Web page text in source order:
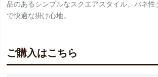
品のあるシンプルなスクエアスタイル。バネ
で快適な掛け心地。
ご購入はこちら